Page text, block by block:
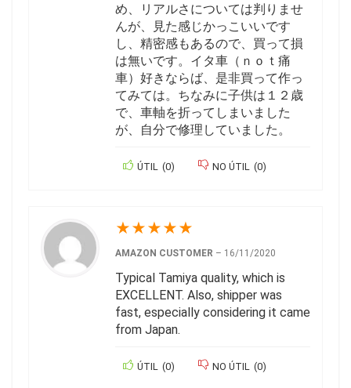
め、リアルさについては判りませ
んが、見た感じかっこいいです
し、精密感もあるので、買って損
は無いです。イタ車（ｎｏｔ痛
車）好きならば、是非買って作っ
てみては。ちなみに子供は１２歳
で、車軸を折ってしまいました
が、自分で修理していました。
ÚTIL (0) NO ÚTIL (0)
★★★★★
AMAZON CUSTOMER – 16/11/2020
Typical Tamiya quality, which is
EXCELLENT. Also, shipper was
fast, especially considering it came
from Japan.
ÚTIL (0) NO ÚTIL (0)